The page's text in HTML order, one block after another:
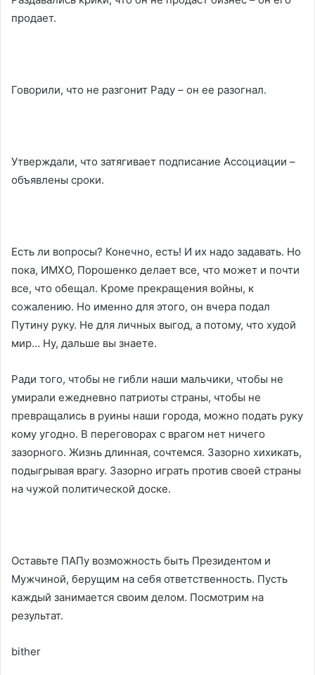
продает.
Говорили, что не разгонит Раду – он ее разогнал.
Утверждали, что затягивает подписание Ассоциации –
объявлены сроки.
Есть ли вопросы? Конечно, есть! И их надо задавать. Но
пока, ИМХО, Порошенко делает все, что может и почти
все, что обещал. Кроме прекращения войны, к
сожалению. Но именно для этого, он вчера подал
Путину руку. Не для личных выгод, а потому, что худой
мир… Ну, дальше вы знаете.
Ради того, чтобы не гибли наши мальчики, чтобы не
умирали ежедневно патриоты страны, чтобы не
превращались в руины наши города, можно подать руку
кому угодно. В переговорах с врагом нет ничего
зазорного. Жизнь длинная, сочтемся. Зазорно хихикать,
подыгрывая врагу. Зазорно играть против своей страны
на чужой политической доске.
Оставьте ПАПу возможность быть Президентом и
Мужчиной, берущим на себя ответственность. Пусть
каждый занимается своим делом. Посмотрим на
результат.
bither